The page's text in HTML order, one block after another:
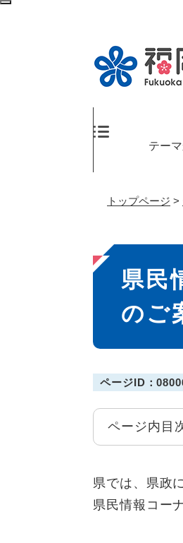
ペ
テー
トップページ >
本
文
県民
のご
ページID：
ページ内目
県では、県政
県民情報コー